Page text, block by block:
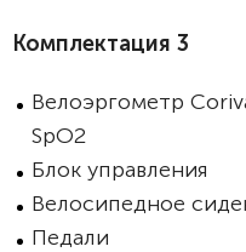
Комплектация 3
Велоэргометр
SpO2
Блок управления
Велосипедное
Педали